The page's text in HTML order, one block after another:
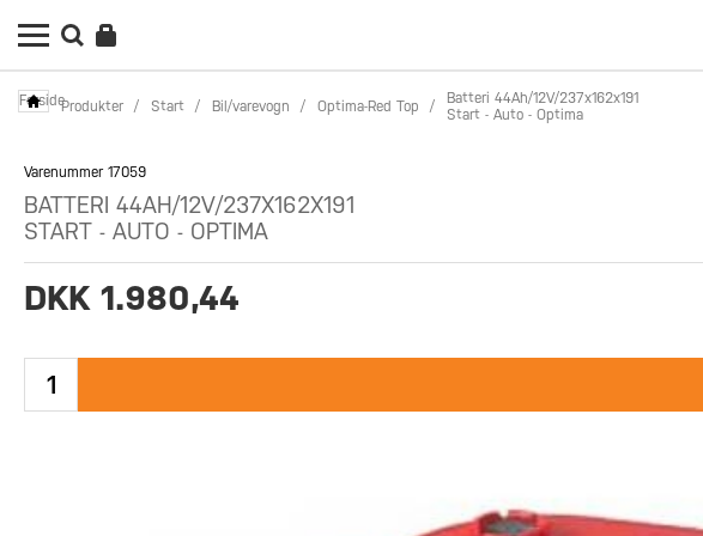
ForsideProdukter / Start / Bil/varevogn / Optima-Red Top /
Batteri 44Ah/12V/237x162x191
Start - Auto - Optima
Varenummer 17059
BATTERI 44AH/12V/237X162X191
START - AUTO - OPTIMA
DKK 1.980,44